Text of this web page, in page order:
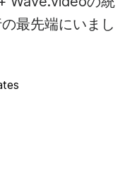
最先端にいまし